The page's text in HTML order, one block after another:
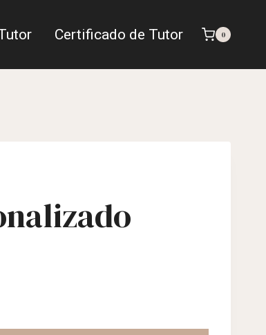
Certificado de Tutor 0